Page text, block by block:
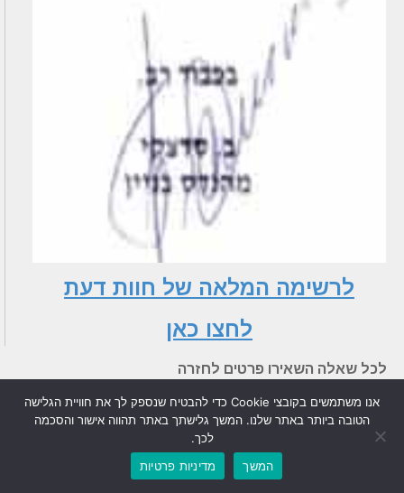
לרשימה המלאה של חוות דעת
לחצו כאן
לכל שאלה השאירו פרטים לחזרה
שם
אנו משתמשים בקובצי Cookie כדי להבטיח שנספק לך את חוויית הגלישה
הטובה ביותר באתר שלנו. המשך גלישתך באתר תהווה אישור והסכמה
לכך.
המשך
מדיניות פרטיות